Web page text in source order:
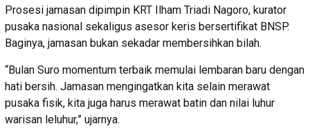
Prosesi jamasan dipimpin KRT Ilham Triadi Nagoro, kurator
pusaka nasional sekaligus asesor keris bersertifikat BNSP.
Baginya, jamasan bukan sekadar membersihkan bilah.
“Bulan Suro momentum terbaik memulai lembaran baru dengan
hati bersih. Jamasan mengingatkan kita selain merawat
pusaka fisik, kita juga harus merawat batin dan nilai luhur
warisan leluhur,” ujarnya.